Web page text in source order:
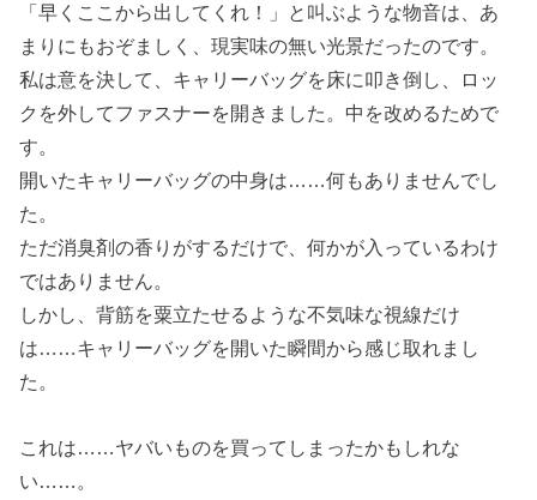
「早くここから出してくれ！」と叫ぶような物音は、あ
まりにもおぞましく、現実味の無い光景だったのです。
私は意を決して、キャリーバッグを床に叩き倒し、ロッ
クを外してファスナーを開きました。中を改めるためで
す。
開いたキャリーバッグの中身は……何もありませんでし
た。
ただ消臭剤の香りがするだけで、何かが入っているわけ
ではありません。
しかし、背筋を粟立たせるような不気味な視線だけ
は……キャリーバッグを開いた瞬間から感じ取れまし
た。
これは……ヤバいものを買ってしまったかもしれな
い……。